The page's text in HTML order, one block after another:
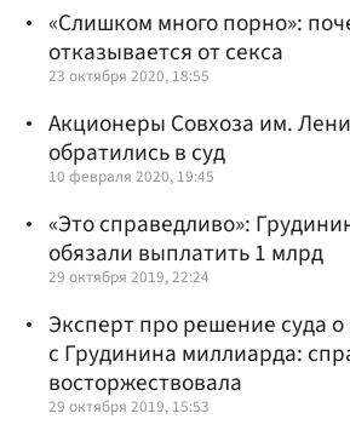
«Слишком много порно»:
отказывается от секса
23 октября 2020, 18:55
Акционеры Совхоза им.
обратились в суд
10 февраля 2020, 19:45
«Это справедливо»:
обязали выплатить 1 млрд
29 октября 2019, 22:24
Эксперт про решение суда
с Грудинина миллиарда:
восторжествовала
29 октября 2019, 15:53